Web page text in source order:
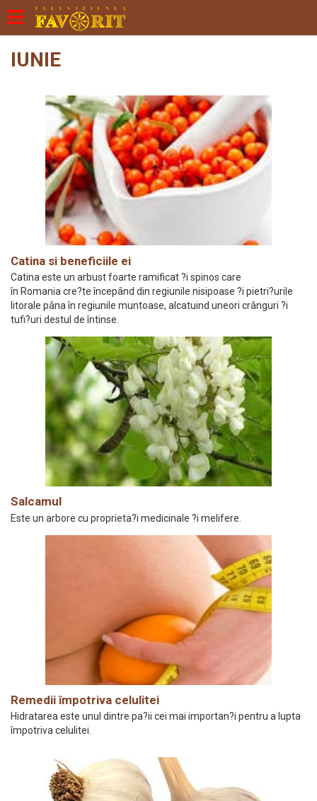
IUNIE
Catina si beneficiile ei
Catina este un arbust foarte ramificat ?i spinos care
în Romania cre?te începând din regiunile nisipoase ?i pietri?urile
litorale pâna în regiunile muntoase, alcatuind uneori crânguri ?i
tufi?uri destul de întinse.
Salcamul
Este un arbore cu proprieta?i medicinale ?i melifere.
Remedii împotriva celulitei
Hidratarea este unul dintre pa?ii cei mai importan?i pentru a lupta
împotriva celulitei.